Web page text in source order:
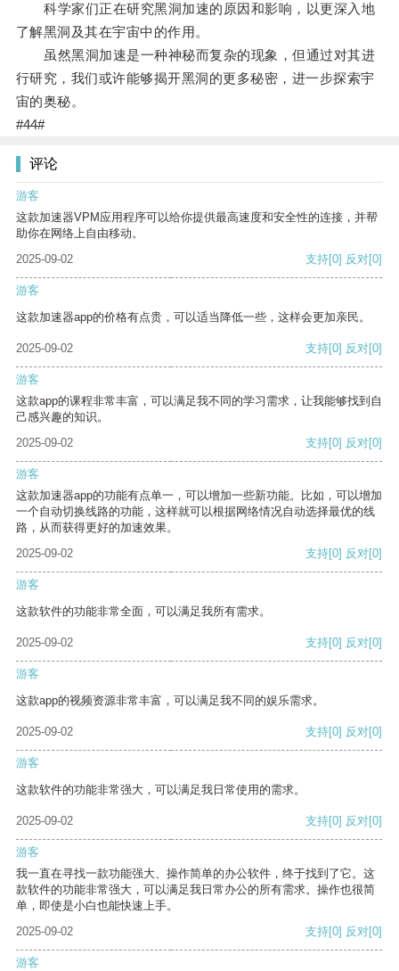
科学家们正在研究黑洞加速的原因和影响，以更深入地
了解黑洞及其在宇宙中的作用。
虽然黑洞加速是一种神秘而复杂的现象，但通过对其进
行研究，我们或许能够揭开黑洞的更多秘密，进一步探索宇
宙的奥秘。
#44#
评论
游客
这款加速器VPM应用程序可以给你提供最高速度和安全性的连接，并帮
助你在网络上自由移动。
2025-09-02
支持[0] 反对[0]
游客
这款加速器app的价格有点贵，可以适当降低一些，这样会更加亲民。
2025-09-02 支持[0] 反对[0]
游客
这款app的课程非常丰富，可以满足我不同的学习需求，让我能够找到自
己感兴趣的知识。
2025-09-02
支持[0] 反对[0]
游客
这款加速器app的功能有点单一，可以增加一些新功能。比如，可以增加
一个自动切换线路的功能，这样就可以根据网络情况自动选择最优的线
路，从而获得更好的加速效果。
2025-09-02
支持[0] 反对[0]
游客
这款软件的功能非常全面，可以满足我所有需求。
2025-09-02 支持[0] 反对[0]
游客
这款app的视频资源非常丰富，可以满足我不同的娱乐需求。
2025-09-02 支持[0] 反对[0]
游客
这款软件的功能非常强大，可以满足我日常使用的需求。
2025-09-02 支持[0] 反对[0]
游客
我一直在寻找一款功能强大、操作简单的办公软件，终于找到了它。这
款软件的功能非常强大，可以满足我日常办公的所有需求。操作也很简
单，即使是小白也能快速上手。
2025-09-02
支持[0] 反对[0]
游客